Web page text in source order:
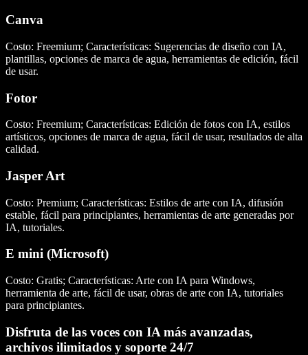
Canva
Costo: Freemium; Características: Sugerencias de diseño con IA,
plantillas, opciones de marca de agua, herramientas de edición, fácil
de usar.
Fotor
Costo: Freemium; Características: Edición de fotos con IA, estilos
artísticos, opciones de marca de agua, fácil de usar, resultados de alta
calidad.
Jasper Art
Costo: Premium; Características: Estilos de arte con IA, difusión
estable, fácil para principiantes, herramientas de arte generadas por
IA, tutoriales.
E mini (Microsoft)
Costo: Gratis; Características: Arte con IA para Windows,
herramienta de arte, fácil de usar, obras de arte con IA, tutoriales
para principiantes.
Disfruta de las voces con IA más avanzadas,
archivos ilimitados y soporte 24/7